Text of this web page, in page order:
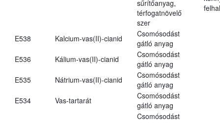
sűrítőanyag,
térfogatnövelő
szer
E538 Kalcium-vas(II)-cianid
Csomósodást
gátló anyag
E536
Kálium-vas(II)-cianid
Csomósodást
gátló anyag
E535
Nátrium-vas(II)-cianid
Csomósodást
gátló anyag
E534
Vas-tartarát
Csomósodást
gátló anyag
Csomósodást